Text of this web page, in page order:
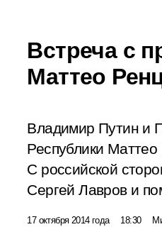
Встреча с
Маттео
Владимир Путин и
Республики
С российской
Сергей Лавров и
17 октября 2014 года 18:30